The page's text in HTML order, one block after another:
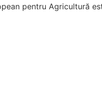
pentru Agricultură